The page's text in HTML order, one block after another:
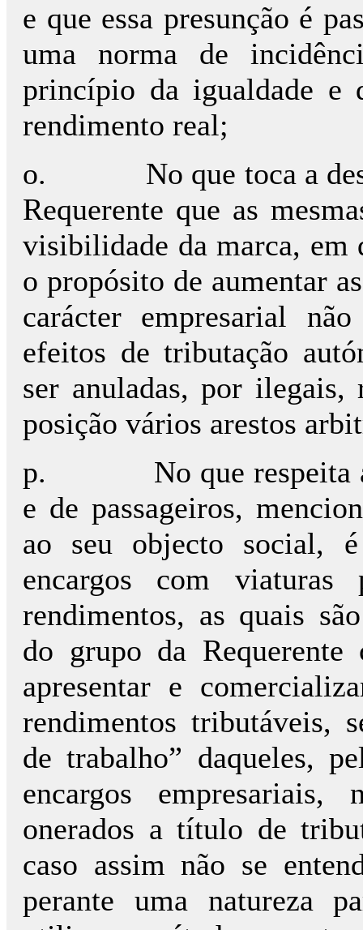
e que essa presunção é
uma norma de
princípio da igualdade e
rendimento real;
o.
No que toca a
Requerente que as
visibilidade da marca, em
o propósito de aumentar
carácter empresarial
efeitos de tributação
ser anuladas, por ilegais,
posição vários arestos
p.
No que
e de passageiros,
ao seu objecto social,
encargos com
rendimentos, as quais
do grupo da
apresentar e
rendimentos tributáveis,
de trabalho” daqueles,
encargos
onerados a título de
caso assim não se
perante uma natureza